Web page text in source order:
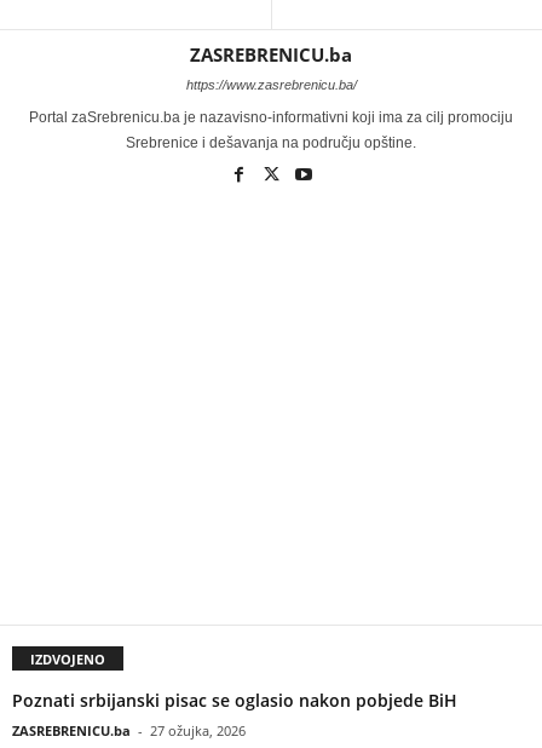
ZASREBRENICU.ba
https://www.zasrebrenicu.ba/
Portal zaSrebrenicu.ba je nazavisno-informativni koji ima za cilj promociju
Srebrenice i dešavanja na području opštine.
IZDVOJENO
Poznati srbijanski pisac se oglasio nakon pobjede BiH
ZASREBRENICU.ba - 27 ožujka, 2026